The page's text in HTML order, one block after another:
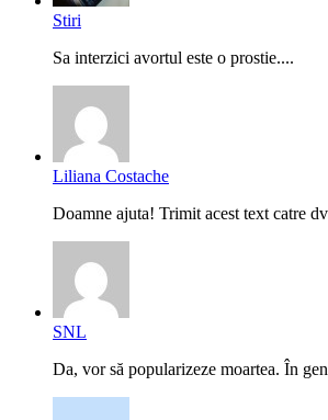
Stiri
Sa interzici avortul este o prostie....
Liliana Costache
Doamne ajuta! Trimit acest text catre
SNL
Da, vor să popularizeze moartea. În